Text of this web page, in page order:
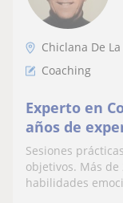
Chiclana De
Coaching
Experto en
años de
Presencial y
Sesiones
objetivos. Más
habilidades